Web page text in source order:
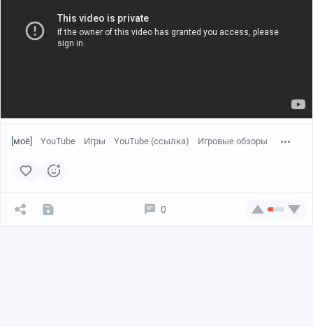
[моё] YouTube Игры YouTube (ссылка) Игровые обзоры
0